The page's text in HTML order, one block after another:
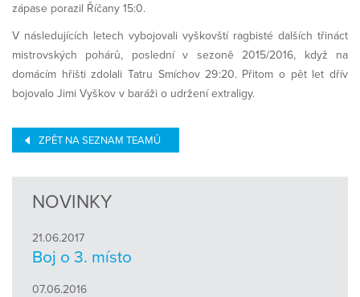
zápase porazil Říčany 15:0.
V následujících letech vybojovali vyškovští ragbisté dalších třináct
mistrovských pohárů, poslední v sezoně 2015/2016, když na
domácím hřišti zdolali Tatru Smíchov 29:20. Přitom o pět let dřív
bojovalo Jimi Vyškov v baráži o udržení extraligy.
ZPĚT NA SEZNAM TEAMŮ
NOVINKY
21.06.2017
Boj o 3. místo
07.06.2016